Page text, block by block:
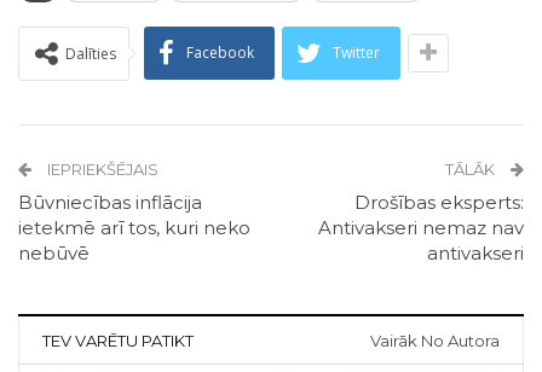
Dalīties Facebook Twitter
IEPRIEKŠĒJAIS
Būvniecības inflācija
ietekmē arī tos, kuri neko
nebūvē
TĀLĀK
Drošības eksperts:
Antivakseri nemaz nav
antivakseri
TEV VARĒTU PATIKT Vairāk No Autora